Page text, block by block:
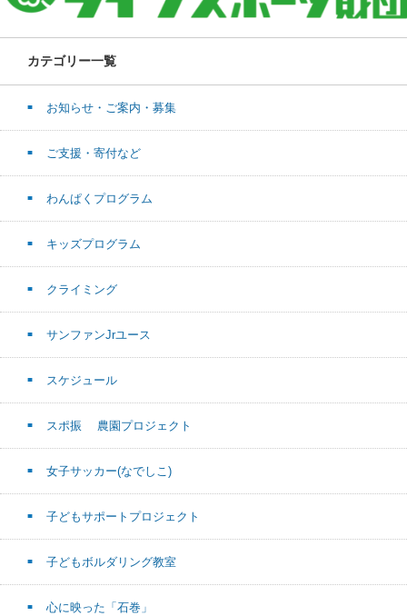
カテゴリー一覧
お知らせ・ご案内・募集
ご支援・寄付など
わんぱくプログラム
キッズプログラム
クライミング
サンファンJrユース
スケジュール
スポ振 農園プロジェクト
女子サッカー(なでしこ)
子どもサポートプロジェクト
子どもボルダリング教室
心に映った「石巻」